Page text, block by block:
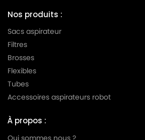
MIELE
MIELE
MIELE
MIELE
MIELE
MIELE S204
MIELE
MIELE
MIELE S2111
Nos produits :
Sacs aspirateur
Filtres
Brosses
Flexibles
Tubes
Accessoires aspirateurs robot
À propos :
Qui sommes nous ?